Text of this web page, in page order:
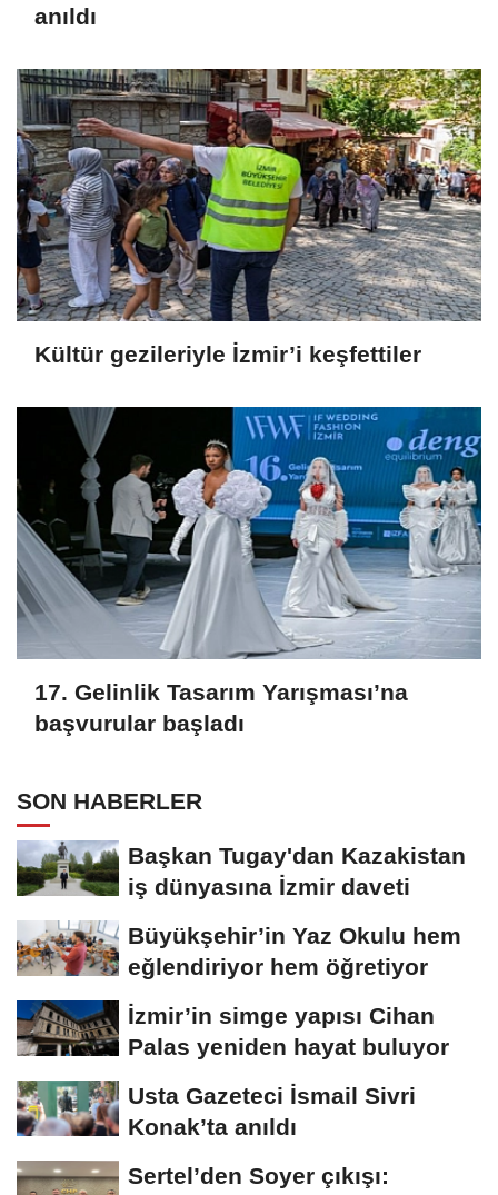
anıldı
Kültür gezileriyle İzmir’i keşfettiler
17. Gelinlik Tasarım Yarışması’na
başvurular başladı
SON HABERLER
Başkan Tugay'dan Kazakistan
iş dünyasına İzmir daveti
Büyükşehir’in Yaz Okulu hem
eğlendiriyor hem öğretiyor
İzmir’in simge yapısı Cihan
Palas yeniden hayat buluyor
Usta Gazeteci İsmail Sivri
Konak’ta anıldı
Sertel’den Soyer çıkışı: